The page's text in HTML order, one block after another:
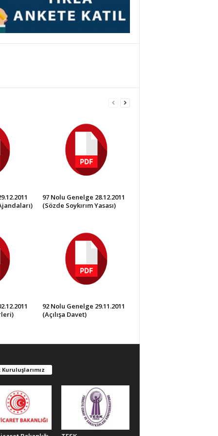
97 Nolu Genelge 28.12.2011
(Sözde Soykırım Yasası)
92 Nolu Genelge 29.11.2011
(Açılışa Davet)
Kuruluşlarımız